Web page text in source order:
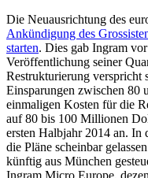
Die Neuausrichtung des
Ankündigung des
starten. Dies gab Ingram
Veröffentlichung seiner
Restrukturierung verspricht
Einsparungen zwischen
einmaligen Kosten für die
auf 80 bis 100 Millionen
ersten Halbjahr 2014 an. In
die Pläne scheinbar
künftig aus München
Ingram Micro Europe,